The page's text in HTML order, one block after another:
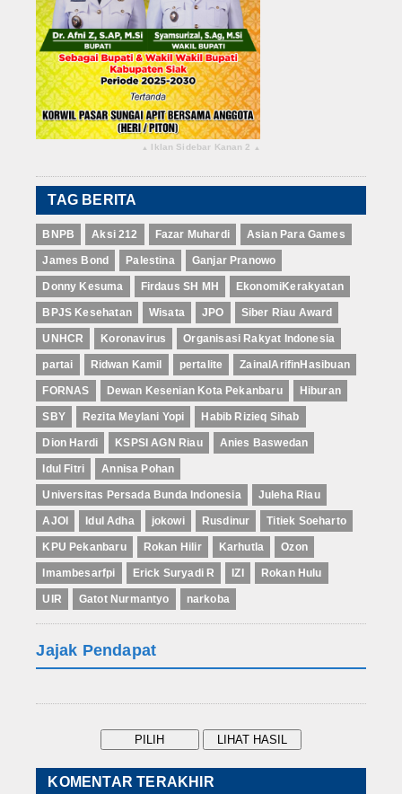
▴ Iklan Sidebar Kanan 2 ▴
TAG BERITA
BNPB Aksi 212 Fazar Muhardi Asian Para Games
James Bond Palestina Ganjar Pranowo
Donny Kesuma Firdaus SH MH EkonomiKerakyatan
BPJS Kesehatan Wisata JPO Siber Riau Award
UNHCR Koronavirus Organisasi Rakyat Indonesia
partai Ridwan Kamil pertalite ZainalArifinHasibuan
FORNAS Dewan Kesenian Kota Pekanbaru Hiburan
SBY Rezita Meylani Yopi Habib Rizieq Sihab
Dion Hardi KSPSI AGN Riau Anies Baswedan
Idul Fitri Annisa Pohan
Universitas Persada Bunda Indonesia Juleha Riau
AJOI Idul Adha jokowi Rusdinur Titiek Soeharto
KPU Pekanbaru Rokan Hilir Karhutla Ozon
Imambesarfpi Erick Suryadi R IZI Rokan Hulu
UIR Gatot Nurmantyo narkoba
Jajak Pendapat
KOMENTAR TERAKHIR